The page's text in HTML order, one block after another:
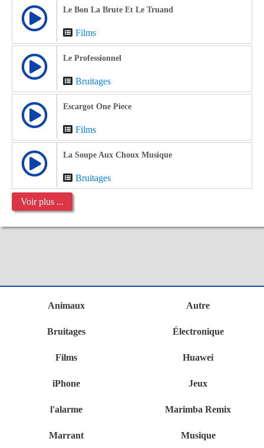
Le Bon La Brute Et Le Truand
Films
Le Professionnel
Bruitages
Escargot One Piece
Films
La Soupe Aux Choux Musique
Bruitages
Voir plus ...
Animaux Autre
Bruitages Électronique
Films Huawei
iPhone Jeux
l'alarme Marimba Remix
Marrant Musique